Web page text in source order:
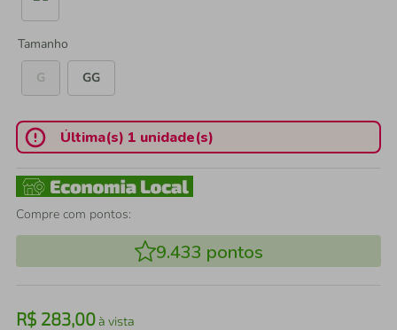
Tamanho
G
GG
Última(s) 1 unidade(s)
Compre com pontos:
9.433 pontos
R$ 283,00à vista